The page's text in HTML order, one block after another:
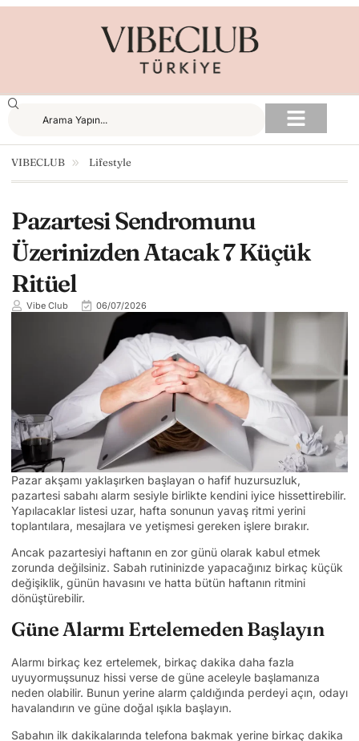
VIBECLUB Lifestyle
Pazartesi Sendromunu
Üzerinizden Atacak 7 Küçük
Ritüel
Vibe Club 06/07/2026
Pazar akşamı yaklaşırken başlayan o hafif huzursuzluk,
pazartesi sabahı alarm sesiyle birlikte kendini iyice hissettirebilir.
Yapılacaklar listesi uzar, hafta sonunun yavaş ritmi yerini
toplantılara, mesajlara ve yetişmesi gereken işlere bırakır.
Ancak pazartesiyi haftanın en zor günü olarak kabul etmek
zorunda değilsiniz. Sabah rutininizde yapacağınız birkaç küçük
değişiklik, günün havasını ve hatta bütün haftanın ritmini
dönüştürebilir.
Güne Alarmı Ertelemeden Başlayın
Alarmı birkaç kez ertelemek, birkaç dakika daha fazla
uyuyormuşsunuz hissi verse de güne aceleyle başlamanıza
neden olabilir. Bunun yerine alarm çaldığında perdeyi açın, odayı
havalandırın ve güne doğal ışıkla başlayın.
Sabahın ilk dakikalarında telefona bakmak yerine birkaç dakika